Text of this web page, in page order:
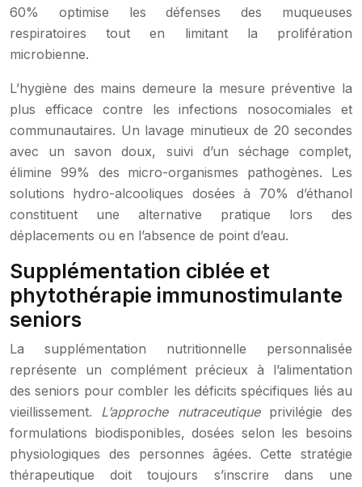
60% optimise les défenses des muqueuses
respiratoires tout en limitant la prolifération
microbienne.
L’hygiène des mains demeure la mesure préventive la
plus efficace contre les infections nosocomiales et
communautaires. Un lavage minutieux de 20 secondes
avec un savon doux, suivi d’un séchage complet,
élimine 99% des micro-organismes pathogènes. Les
solutions hydro-alcooliques dosées à 70% d’éthanol
constituent une alternative pratique lors des
déplacements ou en l’absence de point d’eau.
Supplémentation ciblée et
phytothérapie immunostimulante
seniors
La supplémentation nutritionnelle personnalisée
représente un complément précieux à l’alimentation
des seniors pour combler les déficits spécifiques liés au
vieillissement. L’approche nutraceutiqueprivilégie des
formulations biodisponibles, dosées selon les besoins
physiologiques des personnes âgées. Cette stratégie
thérapeutique doit toujours s’inscrire dans une